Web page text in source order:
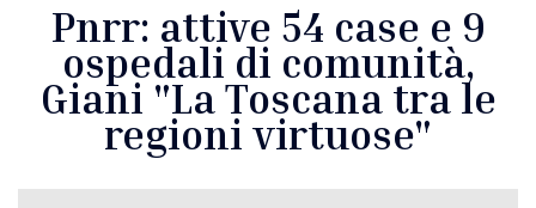
Pnrr: attive 54 case e 9
ospedali di comunità,
Giani "La Toscana tra le
regioni virtuose"